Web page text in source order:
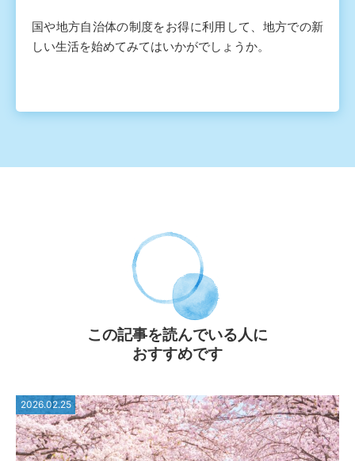
国や地方自治体の制度をお得に利用して、地方での新
しい生活を始めてみてはいかがでしょうか。
この記事を読んでいる⼈に
おすすめです
2026.02.25